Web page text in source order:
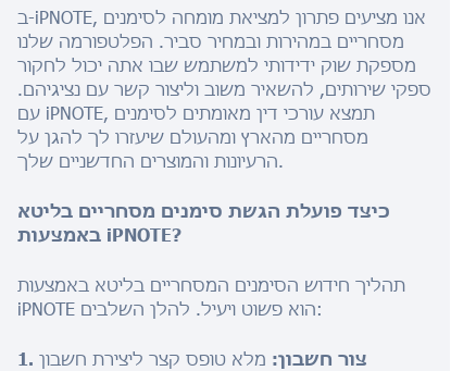
ב-iPNOTE, אנו מציעים פתרון למציאת מומחה לסימנים
מסחריים במהירות ובמחיר סביר. הפלטפורמה שלנו
מספקת שוק ידידותי למשתמש שבו אתה יכול לחקור
ספקי שירותים, להשאיר משוב וליצור קשר עם נציגיהם.
עם iPNOTE, תמצא עורכי דין מאומתים לסימנים
מסחריים מהארץ ומהעולם שיעזרו לך להגן על
הרעיונות והמוצרים החדשניים שלך.
כיצד פועלת הגשת סימנים מסחריים בליטא
באמצעות iPNOTE?
תהליך חידוש הסימנים המסחריים בליטא באמצעות
iPNOTE הוא פשוט ויעיל. להלן השלבים:
1. צור חשבון: מלא טופס קצר ליצירת חשבון